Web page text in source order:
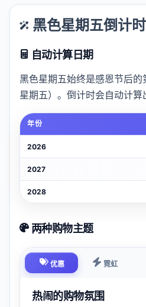
黑色星期五倒计
自动计算日期
黑色星期五始终是感恩节后的
星期五）。倒计时会自动计算
年份
2026
2027
2028
两种购物主题
优惠 霓虹
热闹的购物氛围